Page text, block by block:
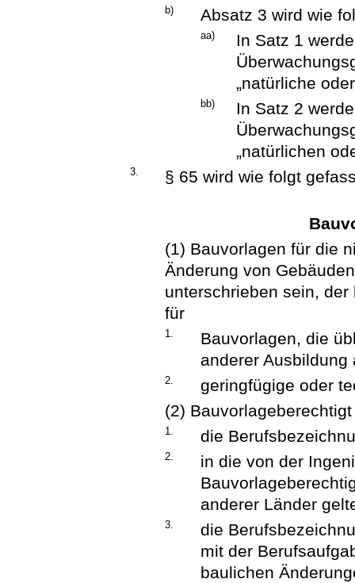
b) Absatz 3 wird wie
aa)
In Satz 1
„natürliche
bb)
In Satz 2
„natürlichen
3. § 65 wird wie folgt
(1) Bauvorlagen für die
Änderung von
unterschrieben sein,
für
1.
Bauvorlagen, die
anderer
2.
geringfügige oder
(2)
1. die
2.
in die von der
anderer Länder
3.
die
mit der
baulichen